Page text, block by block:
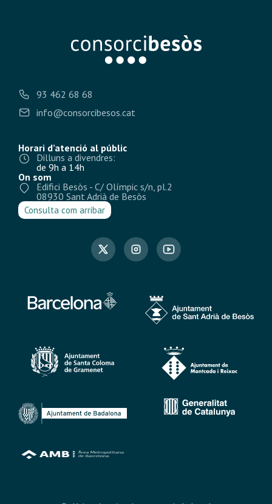
93 462 68 68
info@consorcibesos.cat
Horari d’atenció al públic
Dilluns a divendres:
de 9h a 14h
On som
Edifici Besòs - C/ Olímpic s/n, pl.2
08930 Sant Adrià de Besòs
Consulta com arribar